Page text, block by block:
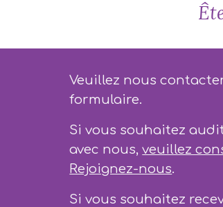
Veuillez nous
formulaire.
Si vous souhaitez
avec nous,veuillez
Rejoignez-nous.
Si vous souhaitez